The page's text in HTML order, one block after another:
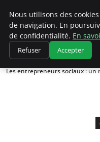
Chasseur De Tête
Accueil
Actualité
Les entrepreneurs sociaux :
Nous utilisons des
de navigation. En
de confidentialité. En
Refuser Accepter